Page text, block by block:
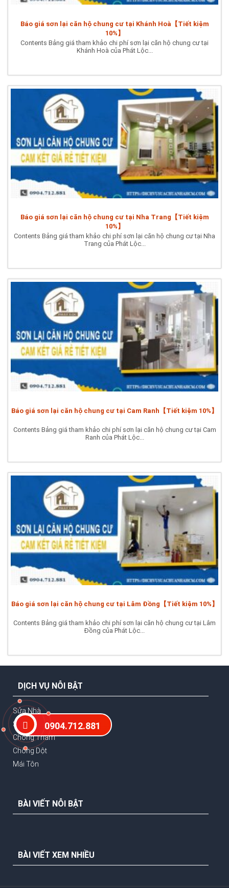
Báo giá sơn lại căn hộ chung cư tại Khánh Hoà【Tiết kiệm
10%】
Contents Bảng giá tham khảo chi phí sơn lại căn hộ chung cư tại
Khánh Hoà của Phát Lộc...
Báo giá sơn lại căn hộ chung cư tại Nha Trang【Tiết kiệm
10%】
Contents Bảng giá tham khảo chi phí sơn lại căn hộ chung cư tại Nha
Trang của Phát Lộc...
Báo giá sơn lại căn hộ chung cư tại Cam Ranh【Tiết kiệm 10%】
Contents Bảng giá tham khảo chi phí sơn lại căn hộ chung cư tại Cam
Ranh của Phát Lộc...
Báo giá sơn lại căn hộ chung cư tại Lâm Đồng【Tiết kiệm 10%】
Contents Bảng giá tham khảo chi phí sơn lại căn hộ chung cư tại Lâm
Đồng của Phát Lộc...
DỊCH VỤ NỖI BẬT
Sửa Nhà
Sơn Nhà
Chống Thấm
Chống Dột
Mái Tôn
BÀI VIẾT NỖI BẬT
BÀI VIẾT XEM NHIỀU
0904.712.881